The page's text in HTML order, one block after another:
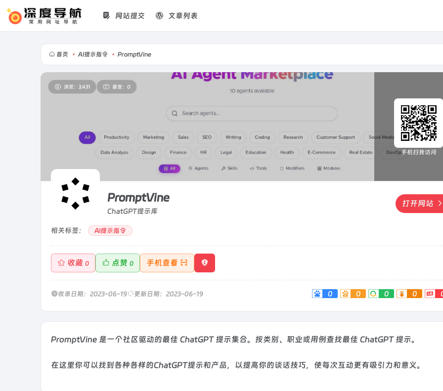
网站提交 文章列表
首页 • AI提示指令 • PromptVine
手机扫我访问
浏览：3,431 留言：0
PromptVine
ChatGPT提示库
打开网站
相关标签： AI提示指令
收藏 0 点赞 0 手机查看
收录日期：2023-06-19 更新日期：2023-06-19 0 0 0 0
PromptVine 是一个社区驱动的最佳 ChatGPT 提示集合。 按类别、职业或用例查找最佳 ChatGPT 提示。
在这里你可以找到各种各样的ChatGPT提示和产品，以提高你的谈话技巧，使每次互动更有吸引力和意义。